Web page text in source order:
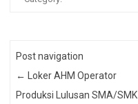
Post navigation
←
Loker AHM Operator
Produksi Lulusan SMA/SMK